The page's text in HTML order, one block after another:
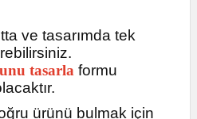
ve tasarımda tek
tasarla formu
ürünü bulmak için